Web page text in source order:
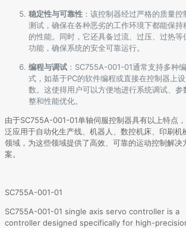
稳定性与可靠性 ：该控制器经过严格的质量控
测试，确保在各种恶劣的工作环境下都能保持
的性能。同时，它还具备过流、过压、过热等
功能，确保系统的安全可靠运行。
编程与调试 ：SC755A-001-01通常支持多种
式，如基于PC的软件编程或直接在控制器上
数。这使得用户可以方便地进行系统调试、参
整和性能优化。
由于SC755A-001-01单轴伺服控制器具有以上特点
泛应用于自动化生产线、机器人、数控机床、印刷机
领域，为这些领域提供了高效、可靠的运动控制解决
案。
SC755A-001-01
SC755A-001-01 single axis servo controller is a
controller designed specifically for high-